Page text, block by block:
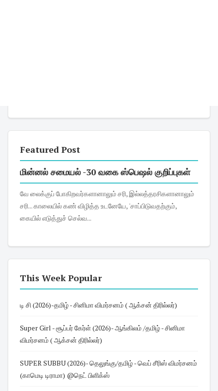
Featured Post
மின்னல் சமையல் -30 வகை ஸ்பெஷல் குறிப்புகள்
வே லைக்குப் போகிறவர்களானாலும் சரி, இல்லத்தரசிகளானாலும்
சரி... காலையில் கண் விழித்த உடனேயே, 'சாப்பிடுவதற்கும்,
கையில் எடுத்துச் செல்வ...
This Week Popular
டி சி (2026)-தமிழ் - சினிமா விமர்சனம் ( ஆக்சன் திரில்லர்)
Super Girl - சூப்பர் கேர்ள் (2026)- ஆங்கிலம் /தமிழ் - சினிமா
விமர்சனம் ( ஆக்சன் திரில்லர்)
SUPER SUBBU (2026)- தெலுங்கு/தமிழ் - வெப் சீரிஸ் விமர்சனம்
(காமெடி டிராமா) @நெட் பிளிக்ஸ்